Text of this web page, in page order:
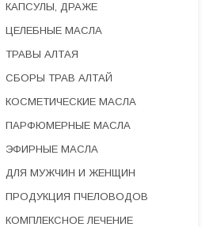
КАПСУЛЫ, ДРАЖЕ
ЦЕЛЕБНЫЕ МАСЛА
ТРАВЫ АЛТАЯ
СБОРЫ ТРАВ АЛТАЙ
КОСМЕТИЧЕСКИЕ МАСЛА
ПАРФЮМЕРНЫЕ МАСЛА
ЭФИРНЫЕ МАСЛА
ДЛЯ МУЖЧИН И ЖЕНЩИН
ПРОДУКЦИЯ ПЧЕЛОВОДОВ
КОМПЛЕКСНОЕ ЛЕЧЕНИЕ